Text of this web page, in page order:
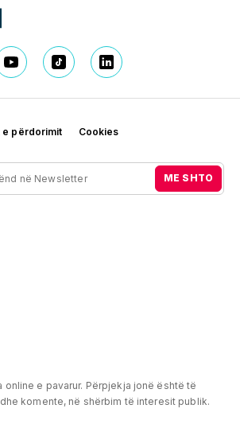
online e pavarur. Përpjekja jonë është të
komente, në shërbim të interesit publik.
e përdorimit Cookies
ME SHTO